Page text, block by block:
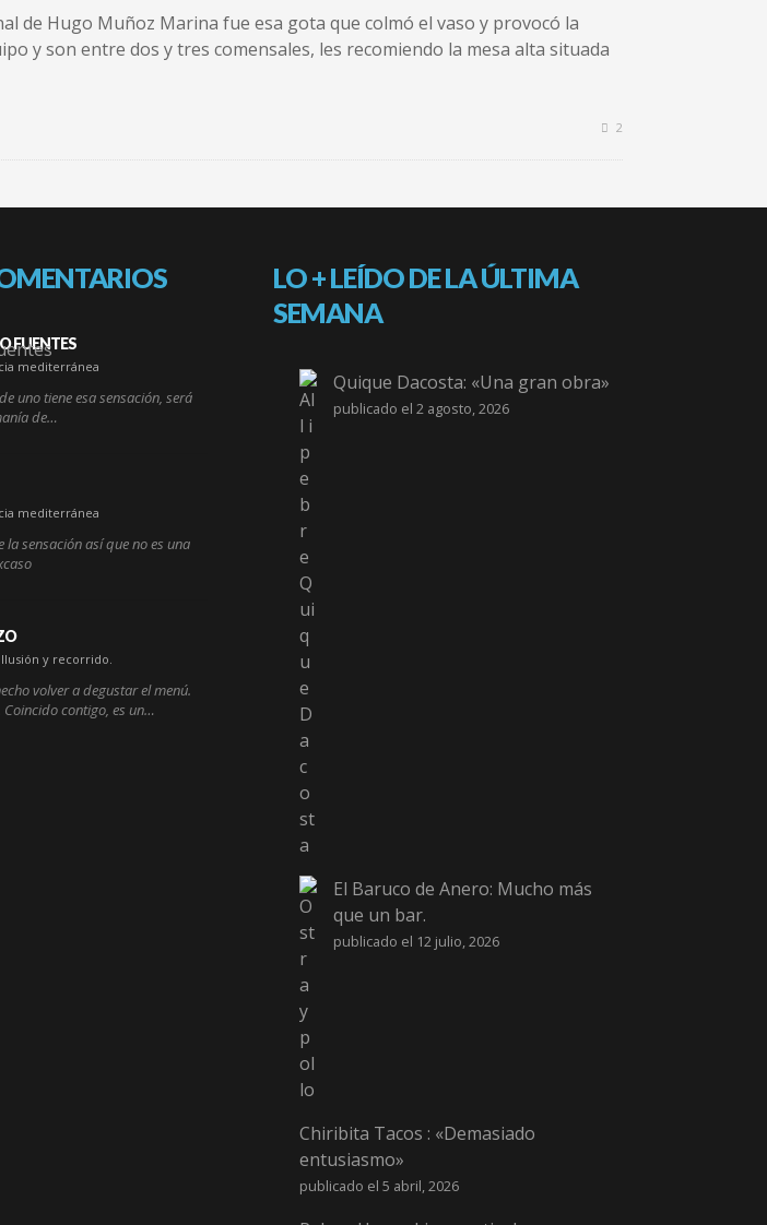
de Hugo Muñoz Marina fue esa gota que colmó el vaso y provocó la
y son entre dos y tres comensales, les recomiendo la mesa alta situada
2
FUENTES
mediterránea
uno tiene esa sensación, será
de…
mediterránea
la sensación así que no es una
y recorrido.
volver a degustar el menú.
contigo, es un…
LO + LEÍDO DE LA ÚLTIMA
SEMANA
Quique Dacosta: «Una gran obra»
publicado el 2 agosto, 2026
El Baruco de Anero: Mucho más
que un bar.
publicado el 12 julio, 2026
Chiribita Tacos : «Demasiado
entusiasmo»
publicado el 5 abril, 2026